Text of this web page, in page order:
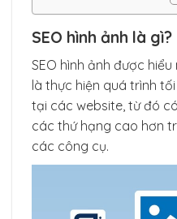
SEO hình ảnh là gì?
SEO hình ảnh được
là thực hiện quá trình
tại các website, từ đó
các thứ hạng cao hơn
các công cụ.